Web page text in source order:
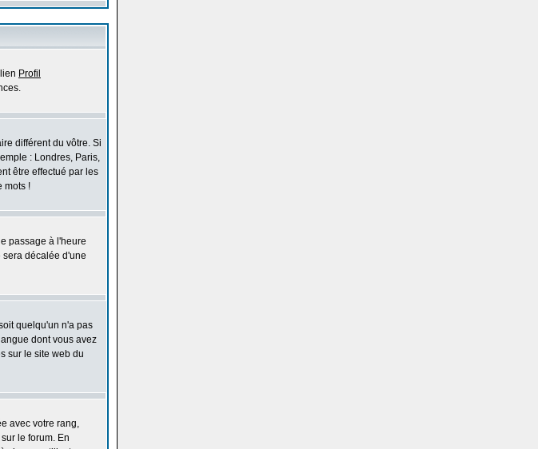
Profil
différent du vôtre. Si
: Londres, Paris,
être effectué par les
mots !
passage à l'heure
sera décalée d'une
quelqu'un n'a pas
dont vous avez
sur le site web du
avec votre rang,
le forum. En